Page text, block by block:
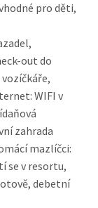
pro děti,
out do
WIFI v
zahrada
mazlíčci:
se v resortu,
debetní